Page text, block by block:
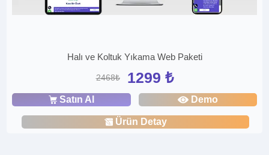
Halı ve Koltuk Yıkama Web Paketi
2468₺ 1299 ₺
Satın Al Demo
Ürün Detay